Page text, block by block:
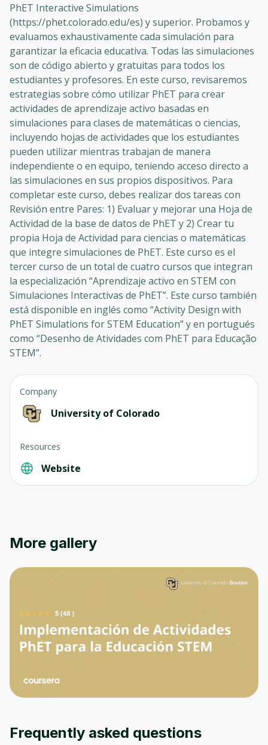
PhET Interactive Simulations
(https://phet.colorado.edu/es) y superior. Probamos y
evaluamos exhaustivamente cada simulación para
garantizar la eficacia educativa. Todas las simulaciones
son de código abierto y gratuitas para todos los
estudiantes y profesores. En este curso, revisaremos
estrategias sobre cómo utilizar PhET para crear
actividades de aprendizaje activo basadas en
simulaciones para clases de matemáticas o ciencias,
incluyendo hojas de actividades que los estudiantes
pueden utilizar mientras trabajan de manera
independiente o en equipo, teniendo acceso directo a
las simulaciones en sus propios dispositivos. Para
completar este curso, debes realizar dos tareas con
Revisión entre Pares: 1) Evaluar y mejorar una Hoja de
Actividad de la base de datos de PhET y 2) Crear tu
propia Hoja de Actividad para ciencias o matemáticas
que integre simulaciones de PhET. Este curso es el
tercer curso de un total de cuatro cursos que integran
la especialización “Aprendizaje activo en STEM con
Simulaciones Interactivas de PhET”. Este curso también
está disponible en inglés como “Activity Design with
PhET Simulations for STEM Education” y en portugués
como “Desenho de Atividades com PhET para Educação
STEM”.
Company
University of Colorado
Resources
Website
More gallery
Frequently asked questions
Before leaving a review you need to create
an account. Don't worry, it only takes a
moment and gives you access to exclusive
Cancel Sign up